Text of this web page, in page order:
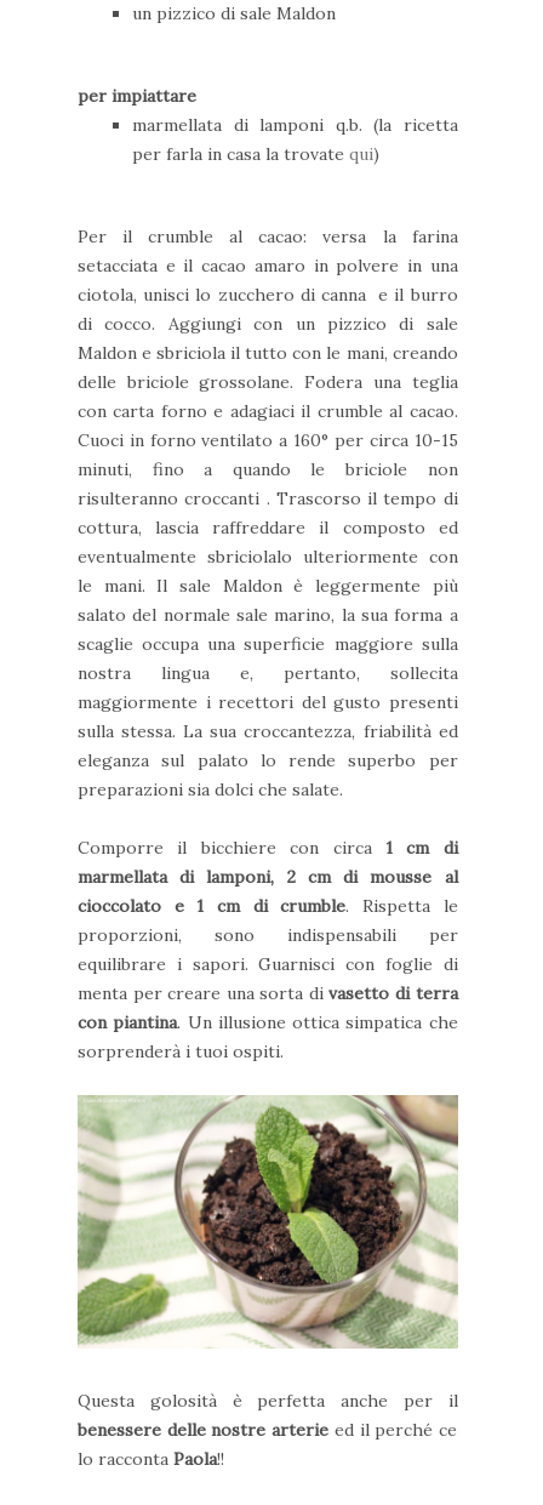
un pizzico di sale Maldon
per impiattare
marmellata di lamponi q.b. (la ricetta
per farla in casa la trovate qui)
Per il crumble al cacao: versa la farina
setacciata e il cacao amaro in polvere in una
ciotola, unisci lo zucchero di canna e il burro
di cocco. Aggiungi con un pizzico di sale
Maldon e sbriciola il tutto con le mani, creando
delle briciole grossolane.Fodera una teglia
con carta forno e adagiaci il crumble al cacao.
Cuoci in fornoventilato a 160° per circa 10-15
minuti, fino a quando le briciole non
risulteranno croccanti . Trascorso il tempo di
cottura, lascia raffreddare il composto ed
eventualmente sbriciolalo ulteriormente con
le mani. Il sale Maldonè leggermente più
salato del normale sale marino, la sua forma a
scaglie occupa una superficie maggiore sulla
nostra lingua e, pertanto, sollecita
maggiormente i recettori del gusto presenti
sulla stessa. La sua croccantezza, friabilità ed
eleganza sul palato lo rende superbo per
preparazioni sia dolci che salate.
Comporre il bicchiere con circa 1 cm di
marmellata di lamponi, 2 cm di mousse al
cioccolato e 1 cm di crumble. Rispetta le
proporzioni, sono indispensabili per
equilibrare i sapori. Guarnisci con foglie di
menta per creare una sorta divasetto di terra
con piantina. Un illusione ottica simpatica che
sorprenderà i tuoi ospiti.
Questa golosità è perfetta anche per il
benessere delle nostre arterie ed il perché ce
lo racconta Paola!!